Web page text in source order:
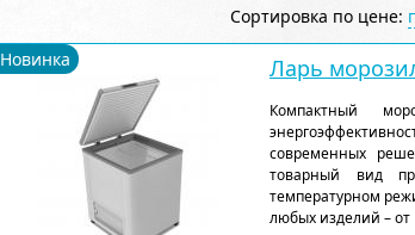
Сортировка по цене:
Новинка
Ларь
Компактный
современных
товарный вид
температурном
любых изделий –